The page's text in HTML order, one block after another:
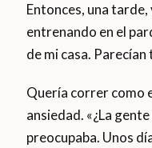
Entonces, una
entrenando en el
de mi casa.
Quería correr como
ansiedad. «¿La
preocupaba. Unos